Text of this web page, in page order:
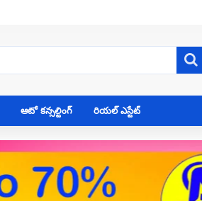
ఆటో కన్సల్టింగ్ రియల్ ఎస్టేట్